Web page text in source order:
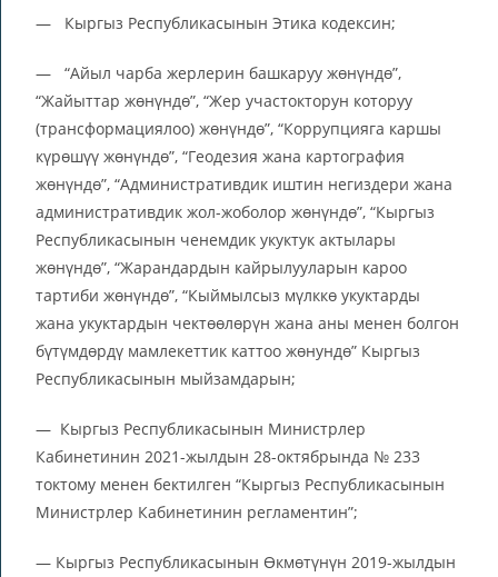
— Кыргыз Республикасынын Этика кодексин;
— “Айыл чарба жерлерин башкаруу жөнүндө”,
“Жайыттар жөнүндө”, “Жер участокторун которуу
(трансформациялоо) жөнүндө”, “Коррупцияга каршы
күрөшүү жөнүндө”, “Геодезия жана картография
жөнүндө”, “Административдик иштин негиздери жана
административдик жол-жоболор жөнүндө”, “Кыргыз
Республикасынын ченемдик укуктук актылары
жөнүндө”, “Жарандардын кайрылууларын кароо
тартиби жөнүндө”, “Кыймылсыз мүлккө укуктарды
жана укуктардын чектөөлөрүн жана аны менен болгон
бүтүмдөрдү мамлекеттик каттоо жөнундө” Кыргыз
Республикасынын мыйзамдарын;
— Кыргыз Республикасынын Министрлер
Кабинетинин 2021-жылдын 28-октябрында № 233
токтому менен бектилген “Кыргыз Республикасынын
Министрлер Кабинетинин регламентин”;
— Кыргыз Республикасынын Өкмөтүнүн 2019-жылдын